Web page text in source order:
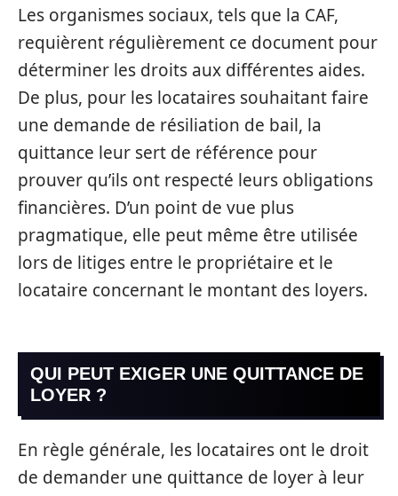
Les organismes sociaux, tels que la CAF,
requièrent régulièrement ce document pour
déterminer les droits aux différentes aides.
De plus, pour les locataires souhaitant faire
une demande de résiliation de bail, la
quittance leur sert de référence pour
prouver qu’ils ont respecté leurs obligations
financières. D’un point de vue plus
pragmatique, elle peut même être utilisée
lors de litiges entre le propriétaire et le
locataire concernant le montant des loyers.
QUI PEUT EXIGER UNE QUITTANCE DE
LOYER ?
En règle générale, les locataires ont le droit
de demander une quittance de loyer à leur